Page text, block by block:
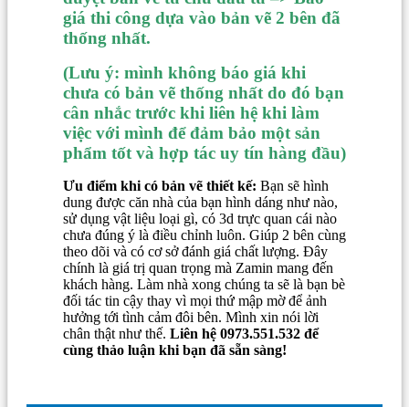
giá thi công dựa vào bản vẽ 2 bên đã
thống nhất.
(Lưu ý: mình không báo giá khi
chưa có bản vẽ thống nhất do đó bạn
cân nhắc trước khi liên hệ khi làm
việc với mình để đảm bảo một sản
phẩm tốt và hợp tác uy tín hàng đầu)
Ưu điểm khi có bản vẽ thiết kế: Bạn sẽ hình
dung được căn nhà của bạn hình dáng như nào,
sử dụng vật liệu loại gì, có 3d trực quan cái nào
chưa đúng ý là điều chỉnh luôn. Giúp 2 bên cùng
theo dõi và có cơ sở đánh giá chất lượng. Đây
chính là giá trị quan trọng mà Zamin mang đến
khách hàng. Làm nhà xong chúng ta sẽ là bạn bè
đối tác tin cậy thay vì mọi thứ mập mờ để ảnh
hưởng tới tình cảm đôi bên. Mình xin nói lời
chân thật như thế. Liên hệ 0973.551.532 để
cùng thảo luận khi bạn đã sẵn sàng!